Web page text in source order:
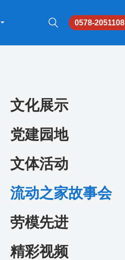
0578-2051108
文化展示
党建园地
文体活动
流动之家故事会
劳模先进
精彩视频